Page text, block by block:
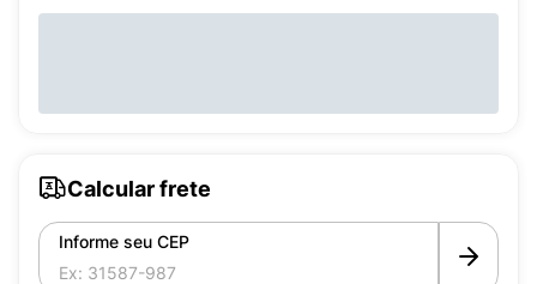
Calcular frete
Informe seu CEP